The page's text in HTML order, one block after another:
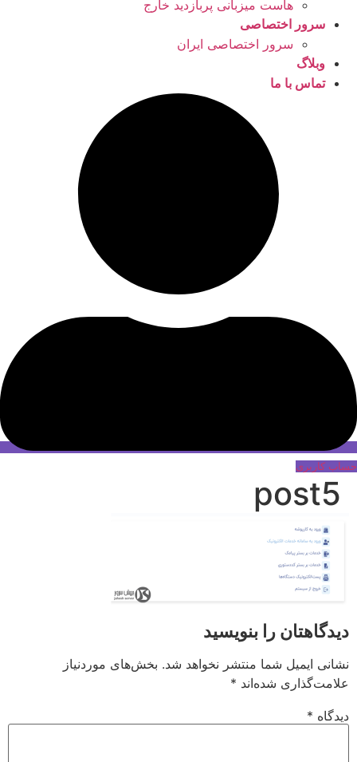
هاست میزبانی پربازدید خارج
سرور اختصاصی
سرور اختصاصی ایران
وبلاگ
تماس با ما
حساب کاربری
post5
دیدگاهتان را بنویسید
نشانی ایمیل شما منتشر نخواهد شد. بخش‌های موردنیاز
علامت‌گذاری شده‌اند *
دیدگاه *